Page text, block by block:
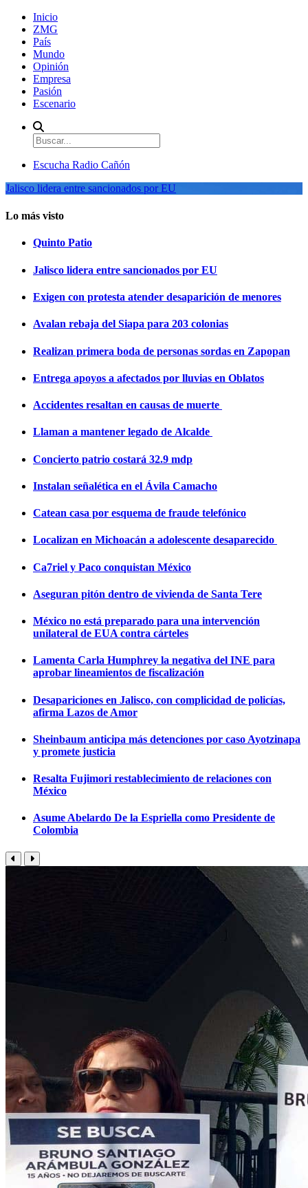
Inicio
ZMG
País
Mundo
Opinión
Empresa
Pasión
Escenario
Escucha Radio Cañón
Jalisco lidera entre sancionados por EU
Lo más visto
Quinto Patio
Jalisco lidera entre sancionados por EU
Exigen con protesta atender desaparición de menores
Avalan rebaja del Siapa para 203 colonias
Realizan primera boda de personas sordas en Zapopan
Entrega apoyos a afectados por lluvias en Oblatos
Accidentes resaltan en causas de muerte
Llaman a mantener legado de Alcalde
Concierto patrio costará 32.9 mdp
Instalan señalética en el Ávila Camacho
Catean casa por esquema de fraude telefónico
Localizan en Michoacán a adolescente desaparecido
Ca7riel y Paco conquistan México
Aseguran pitón dentro de vivienda de Santa Tere
México no está preparado para una intervención
unilateral de EUA contra cárteles
Lamenta Carla Humphrey la negativa del INE para
aprobar lineamientos de fiscalización
Desapariciones en Jalisco, con complicidad de policías,
afirma Lazos de Amor
Sheinbaum anticipa más detenciones por caso Ayotzinapa
y promete justicia
Resalta Fujimori restablecimiento de relaciones con
México
Asume Abelardo De la Espriella como Presidente de
Colombia